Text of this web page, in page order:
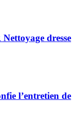
dresse
l’entretien de